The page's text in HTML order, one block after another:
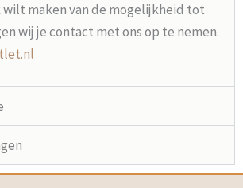
maken van de mogelijkheid tot
wij je contact met ons op te nemen.